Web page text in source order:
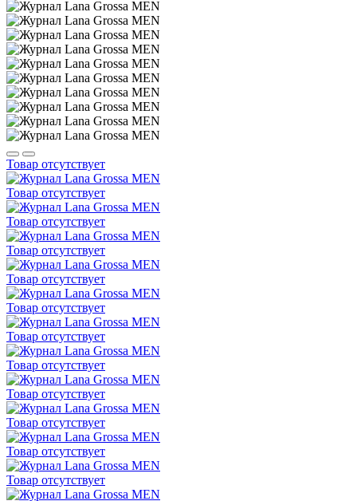
Товар отсутствует
Товар отсутствует
Товар отсутствует
Товар отсутствует
Товар отсутствует
Товар отсутствует
Товар отсутствует
Товар отсутствует
Товар отсутствует
Товар отсутствует
Товар отсутствует
Товар отсутствует